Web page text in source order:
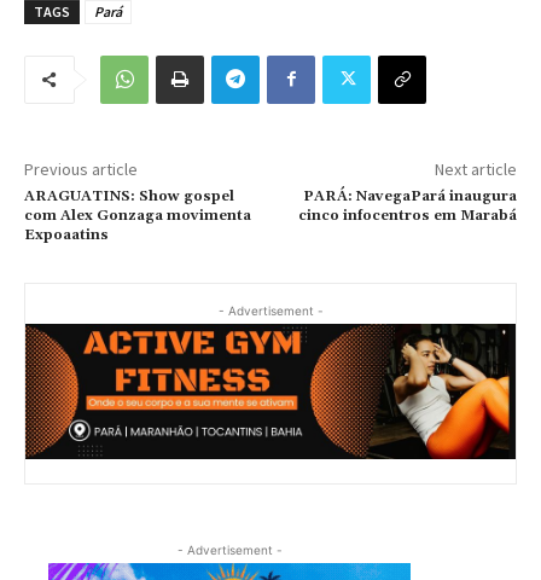
TAGS Pará
Previous article
ARAGUATINS: Show gospel
com Alex Gonzaga movimenta
Expoaatins
Next article
PARÁ: NavegaPará inaugura
cinco infocentros em Marabá
- Advertisement -
- Advertisement -